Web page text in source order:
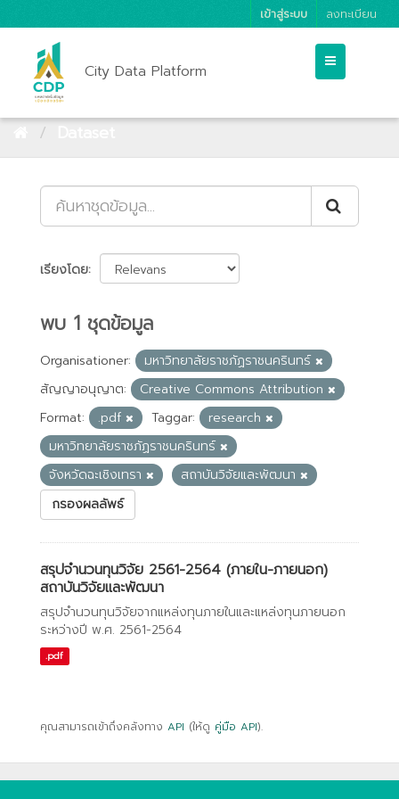
เข้าสู่ระบบ ลงทะเบียน
City Data Platform
เรียงโดย
พบ 1 ชุดข้อมูล
Organisationer:
มหาวิทยาลัยราชภัฏราชนครินทร์
สัญญาอนุญาต:
Creative Commons Attribution
Format:
.pdf Taggar:
research
มหาวิทยาลัยราชภัฏราชนครินทร์
จังหวัดฉะเชิงเทรา
สถาบันวิจัยและพัฒนา
กรองผลลัพธ์
สรุปจำนวนทุนวิจัย 2561-2564 (ภายใน-ภายนอก)
สถาบันวิจัยและพัฒนา
สรุปจำนวนทุนวิจัยจากแหล่งทุนภายในและแหล่งทุนภายนอก
ระหว่างปี พ.ศ. 2561-2564
.pdf
คุณสามารถเข้าถึงคลังทาง API (ให้ดู คู่มือ API).